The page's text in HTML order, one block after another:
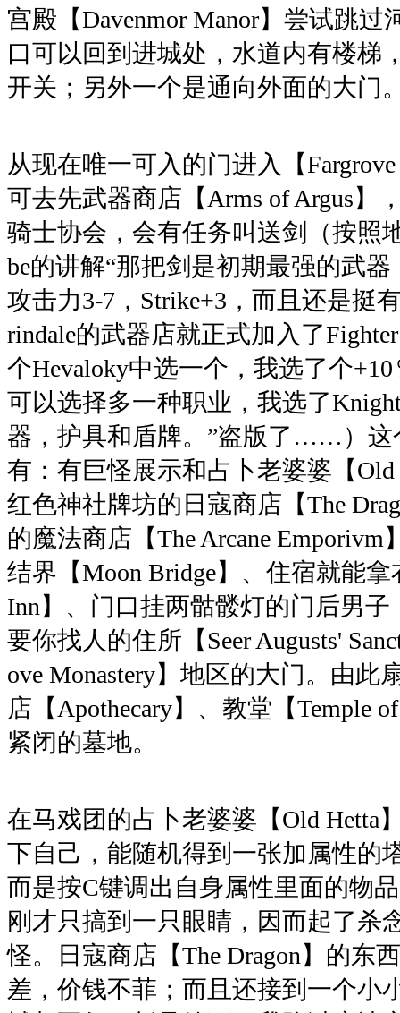
宫殿【Davenmor Manor】尝试跳
口可以回到进城处，水道内有楼梯
开关；另外一个是通向外面的大门
从现在唯一可入的门进入【
可去先武器商店【Arms of Argus】
骑士协会，会有任务叫送剑（按照
be的讲解“那把剑是初期最强的武器
攻击力3-7，Strike+3，而且还是挺
rindale的武器店就正式加入了
个Hevaloky中选一个，我选了个+10
可以选择多一种职业，我选了
器，护具和盾牌。”盗版了……）这
有：有巨怪展示和占卜老婆婆【
红色神社牌坊的日寇商店【The
的魔法商店【The Arcane
结界【Moon Bridge】、住宿就能
Inn】、门口挂两骷髅灯的门后男子
要你找人的住所【Seer Augusts'
ove Monastery】地区的大门。由此
店【Apothecary】、教堂【Temple
紧闭的墓地。
在马戏团的占卜老婆婆【Old Hetta
下自己，能随机得到一张加属性的
而是按C键调出自身属性里面的物
刚才只搞到一只眼睛，因而起了杀
怪。日寇商店【The Dragon】的东
差，价钱不菲；而且还接到一个小